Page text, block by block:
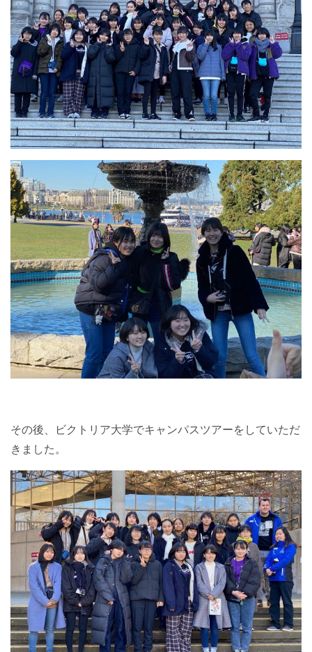
その後、ビクトリア大学でキャンパスツアーをしていただ
きました。